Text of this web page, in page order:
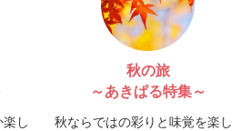
し
秋の旅
～あきぱる特集～
秋ならではの彩りと味覚を楽し